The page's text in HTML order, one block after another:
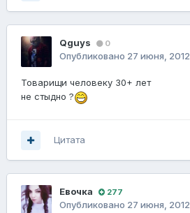
Qguys 0
Опубликовано 27 июня, 2012
Товарищи человеку 30+ лет
не стыдно ?
Цитата
Евочка 277
Опубликовано 27 июня, 2012